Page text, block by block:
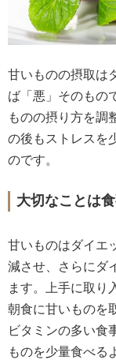
甘いものの摂取は
ば「悪」そのもの
ものの摂り方を調
の後もストレスを
のです。
大切なことは
甘いものはダイエ
減させ、さらにダ
ます。上手に取り
朝食に甘いものを
ビタミンの多い食
ものを少量食べる